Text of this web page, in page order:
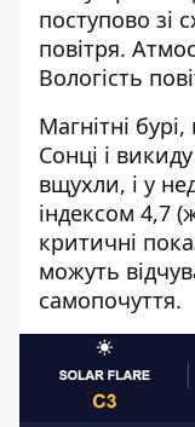
поступово зі
повітря.
Вологість
Магнітні
Сонці і
вщухли, і у
індексом 4,7
критичні
можуть
самопочуття.